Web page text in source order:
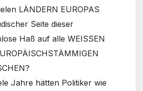
LÄNDERN EUROPAS
Seite dieser
Haß auf alle WEISSEN
Jahre hätten Politiker wie